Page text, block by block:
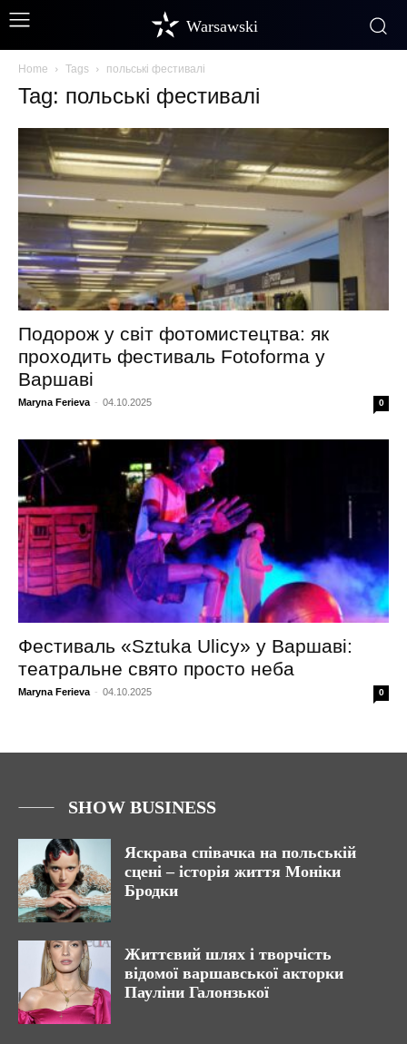
Warsawski
Home Tags польські фестивалі
Tag: польські фестивалі
Подорож у світ фотомистецтва: як
проходить фестиваль Fotoforma у
Варшаві
Maryna Ferieva - 04.10.2025 0
Фестиваль «Sztuka Ulicy» у Варшаві:
театральне свято просто неба
Maryna Ferieva - 04.10.2025 0
SHOW BUSINESS
Яскрава співачка на польській
сцені – історія життя Моніки
Бродки
Життєвий шлях і творчість
відомої варшавської акторки
Пауліни Галонзької